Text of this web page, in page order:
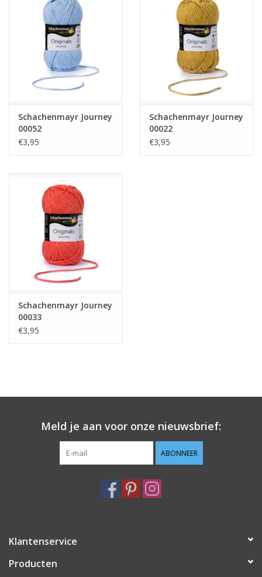
Schachenmayr Journey
00052
€3,95
Schachenmayr Journey
00022
€3,95
Schachenmayr Journey
00033
€3,95
Meld je aan voor onze nieuwsbrief:
ABONNEER
Klantenservice
Producten